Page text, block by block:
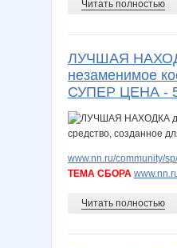
Читать полностью
ЛУЧШАЯ
незаменимое
СУПЕР ЦЕНА -
www.nn.ru/community/
ТЕМА СБОРА
Читать полностью